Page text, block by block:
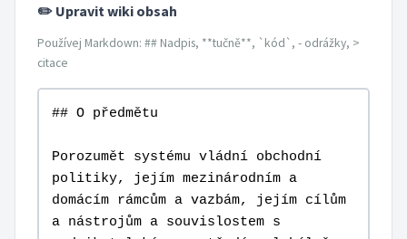
✏️ Upravit wiki obsah
Používej Markdown: ## Nadpis, **tučně**, `kód`, - odrážky, >
citace